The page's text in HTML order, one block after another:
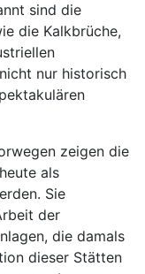
sind die
die Kalkbrüche,
nur historisch
zeigen die
als
Sie
der
die damals
dieser Stätten